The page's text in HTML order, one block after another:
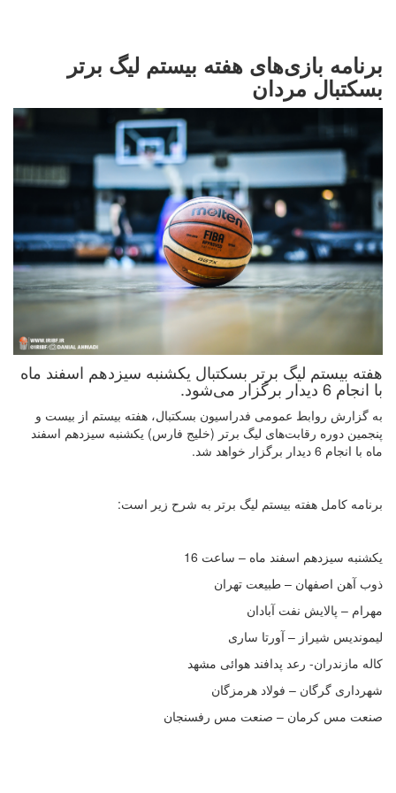
برنامه بازی‌های هفته بیستم لیگ برتر
بسکتبال مردان
هفته بیستم لیگ برتر بسکتبال یکشنبه سیزدهم اسفند ماه
با انجام 6 دیدار برگزار می‌شود.
به گزارش روابط عمومی فدراسیون بسکتبال، هفته بیستم از بیست و
پنجمین دوره رقابت‌های لیگ برتر (خلیج فارس) یکشنبه سیزدهم اسفند
ماه با انجام 6 دیدار برگزار خواهد شد.
برنامه کامل هفته بیستم لیگ برتر به شرح زیر است:
یکشنبه سیزدهم اسفند ماه – ساعت 16
ذوب آهن اصفهان – طبیعت تهران
مهرام – پالایش نفت آبادان
لیموندیس شیراز – آورتا ساری
کاله مازندران- رعد پدافند هوائی مشهد
شهرداری گرگان – فولاد هرمزگان
صنعت مس کرمان – صنعت مس رفسنجان